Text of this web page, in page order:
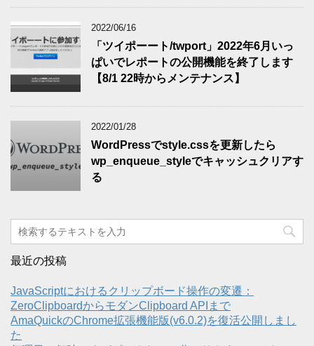
2022/06/16
「ツイポーート/twport」2022年6月いっ
ぱいでレポートの公開機能を終了します
【8/1 22時からメンテナンス】
2022/01/28
WordPressでstyle.cssを更新したら
wp_enqueue_styleでキャッシュクリアす
る
最近の投稿
JavaScriptにおけるクリップボード操作の変遷：
ZeroClipboardからモダンClipboard APIまで
AmaQuickのChrome拡張機能版(v6.0.2)を復活公開しまし
た